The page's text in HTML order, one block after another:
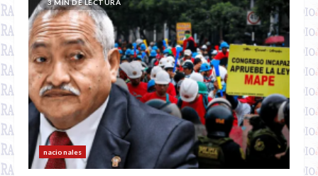
3 MIN DE LECTURA
nacionales